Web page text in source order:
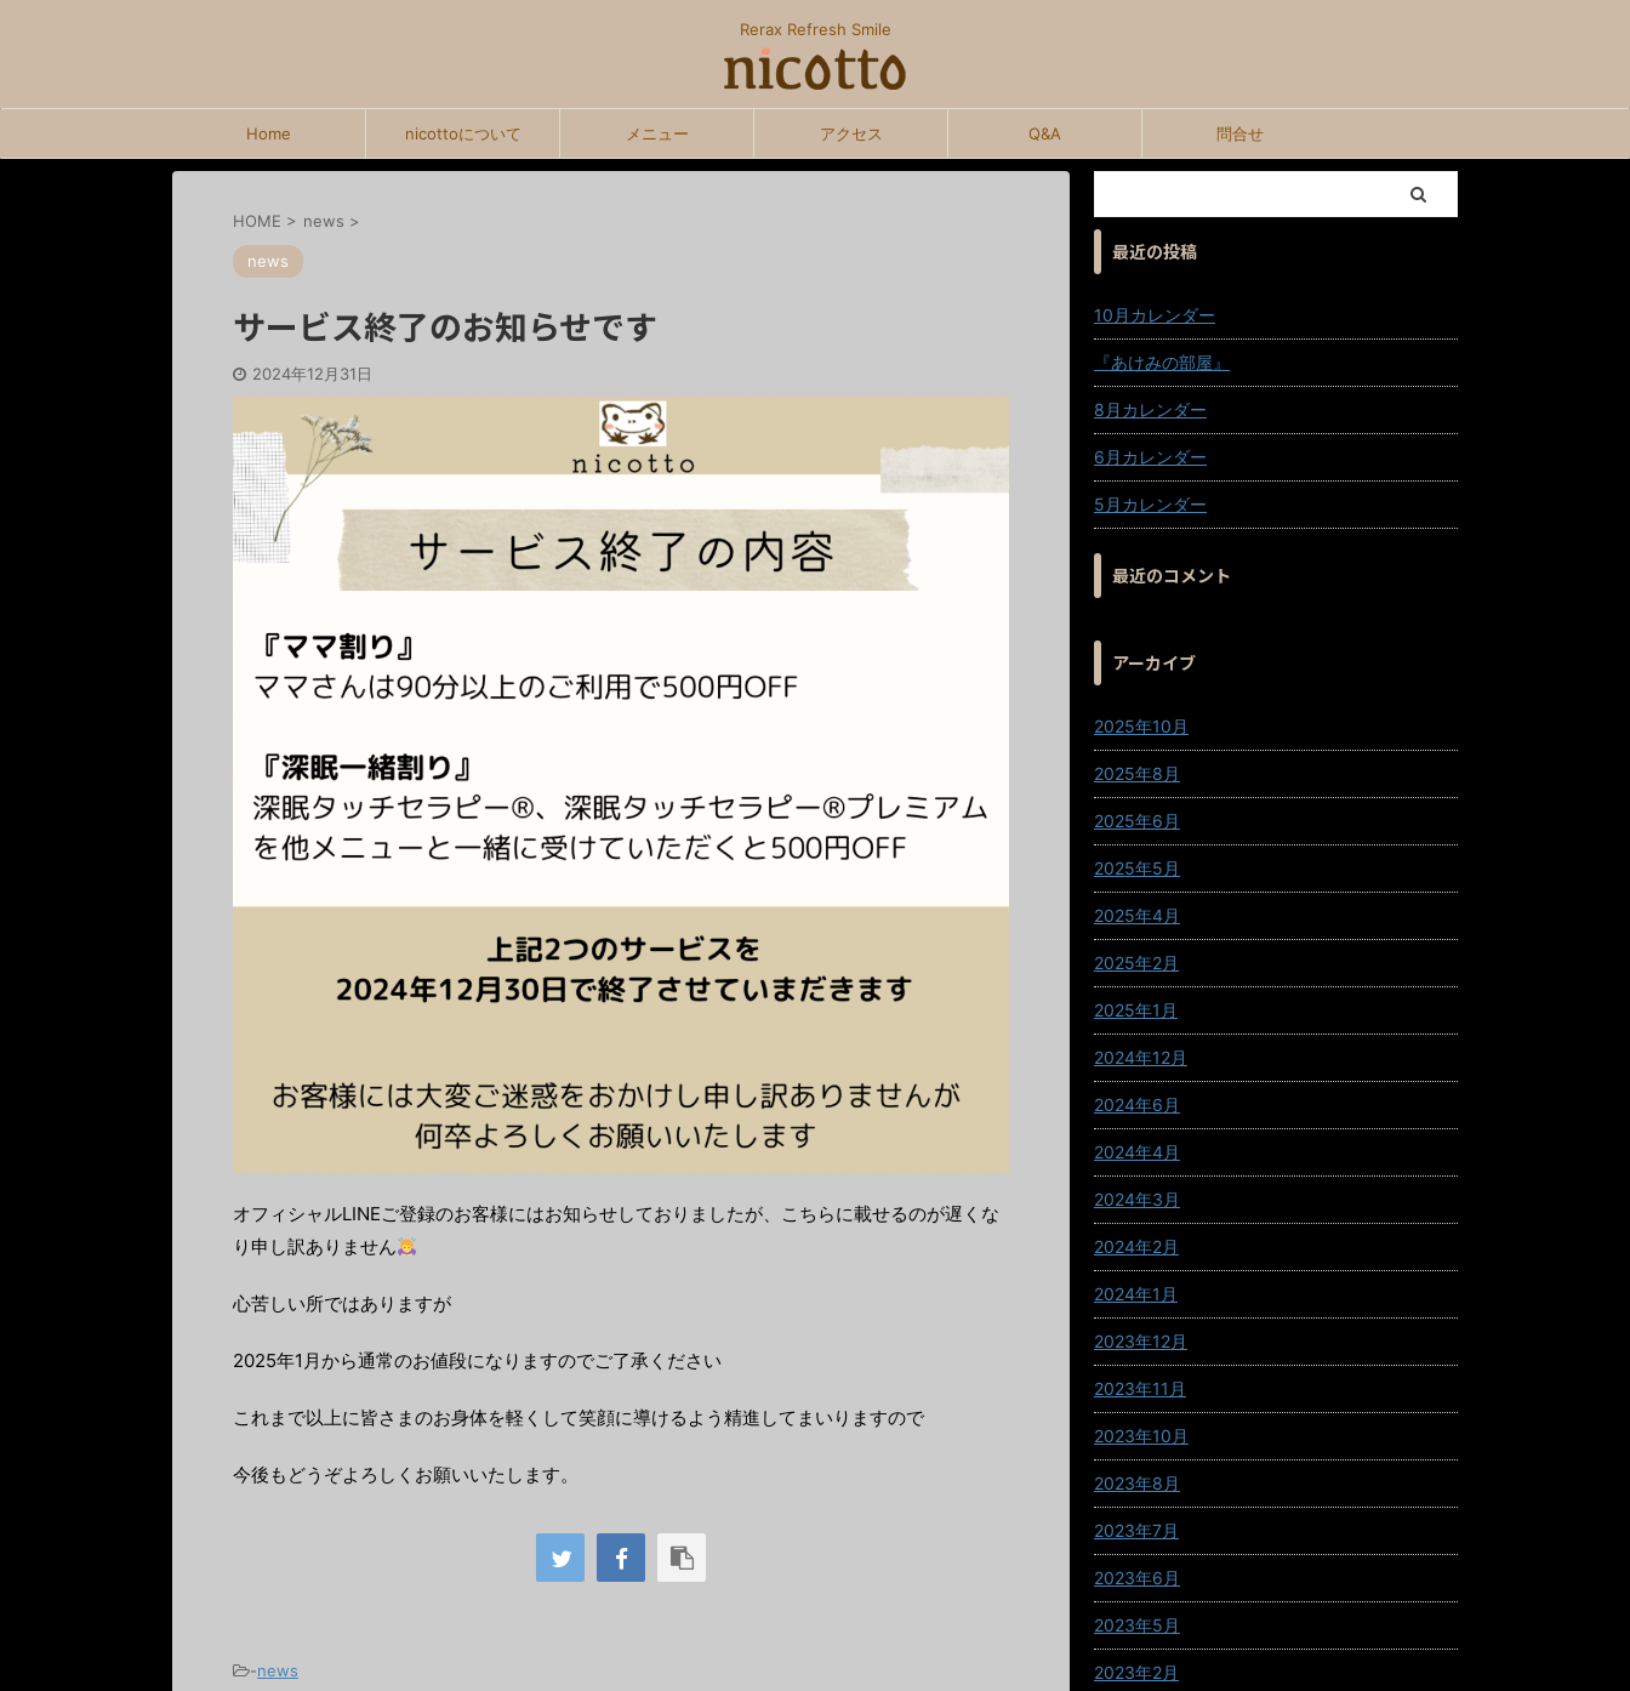
Rerax Refresh Smile
Home nicottoについて メニュー アクセス Q&A 問合せ
HOME > news >
news
サービス終了のお知らせです
2024年12月31日
オフィシャルLINEご登録のお客様にはお知らせしておりましたが、こちらに載せるのが遅くな
り申し訳ありません
心苦しい所ではありますが
2025年1月から通常のお値段になりますのでご了承ください
これまで以上に皆さまのお身体を軽くして笑顔に導けるよう精進してまいりますので
今後もどうぞよろしくお願いいたします。
-news
最近の投稿
10月カレンダー
『あけみの部屋』
8月カレンダー
6月カレンダー
5月カレンダー
最近のコメント
アーカイブ
2025年10月
2025年8月
2025年6月
2025年5月
2025年4月
2025年2月
2025年1月
2024年12月
2024年6月
2024年4月
2024年3月
2024年2月
2024年1月
2023年12月
2023年11月
2023年10月
2023年8月
2023年7月
2023年6月
2023年5月
2023年2月